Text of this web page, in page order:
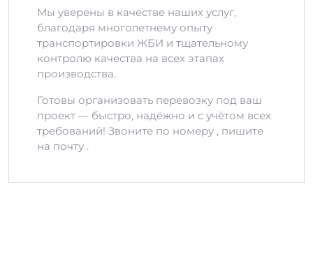
Мы уверены в качестве наших услуг,
благодаря многолетнему опыту
транспортировки ЖБИ и тщательному
контролю качества на всех этапах
производства.
Готовы организовать перевозку под ваш
проект — быстро, надёжно и с учётом всех
требований! Звоните по номеру , пишите
на почту .